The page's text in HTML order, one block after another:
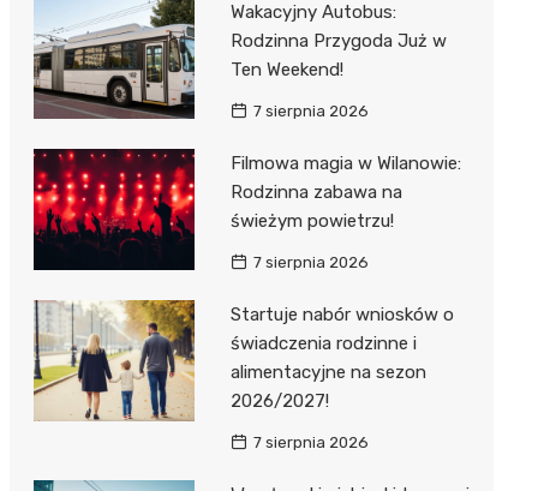
Wakacyjny Autobus:
Rodzinna Przygoda Już w
Ten Weekend!
7 sierpnia 2026
Filmowa magia w Wilanowie:
Rodzinna zabawa na
świeżym powietrzu!
7 sierpnia 2026
Startuje nabór wniosków o
świadczenia rodzinne i
alimentacyjne na sezon
2026/2027!
7 sierpnia 2026